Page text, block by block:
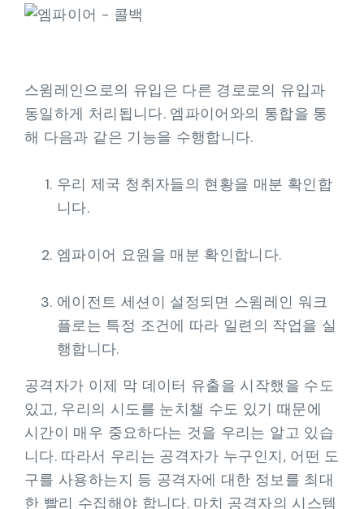
스윔레인으로의 유입은 다른 경로로의 유입과
동일하게 처리됩니다. 엠파이어와의 통합을 통
해 다음과 같은 기능을 수행합니다.
우리 제국 청취자들의 현황을 매분 확인합
니다.
엠파이어 요원을 매분 확인합니다.
에이전트 세션이 설정되면 스윔레인 워크
플로는 특정 조건에 따라 일련의 작업을 실
행합니다.
공격자가 이제 막 데이터 유출을 시작했을 수도
있고, 우리의 시도를 눈치챌 수도 있기 때문에
시간이 매우 중요하다는 것을 우리는 알고 있습
니다. 따라서 우리는 공격자가 누구인지, 어떤 도
구를 사용하는지 등 공격자에 대한 정보를 최대
한 빨리 수집해야 합니다. 마치 공격자의 시스템